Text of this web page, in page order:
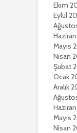
Ekim
Eylül
Mayıs
Nisan
Şubat
Ocak
Aralık
Mayıs
Nisan